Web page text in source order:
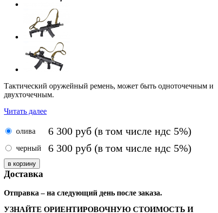
Тактический оружейный ремень, может быть одноточечным и
двухточечным.
Читать далее
олива 6 300 руб (в том числе ндс 5%)
черный 6 300 руб (в том числе ндс 5%)
Доставка
Отправка – на следующий день после заказа.
УЗНАЙТЕ ОРИЕНТИРОВОЧНУЮ СТОИМОСТЬ И